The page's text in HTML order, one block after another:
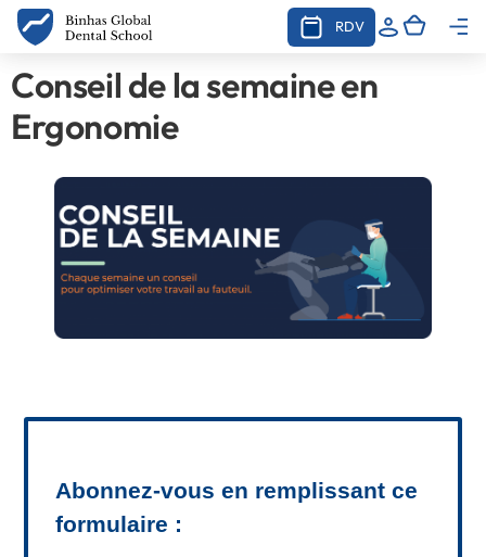
RDV
Conseil de la semaine en
Ergonomie
Abonnez-vous en remplissant ce
formulaire :